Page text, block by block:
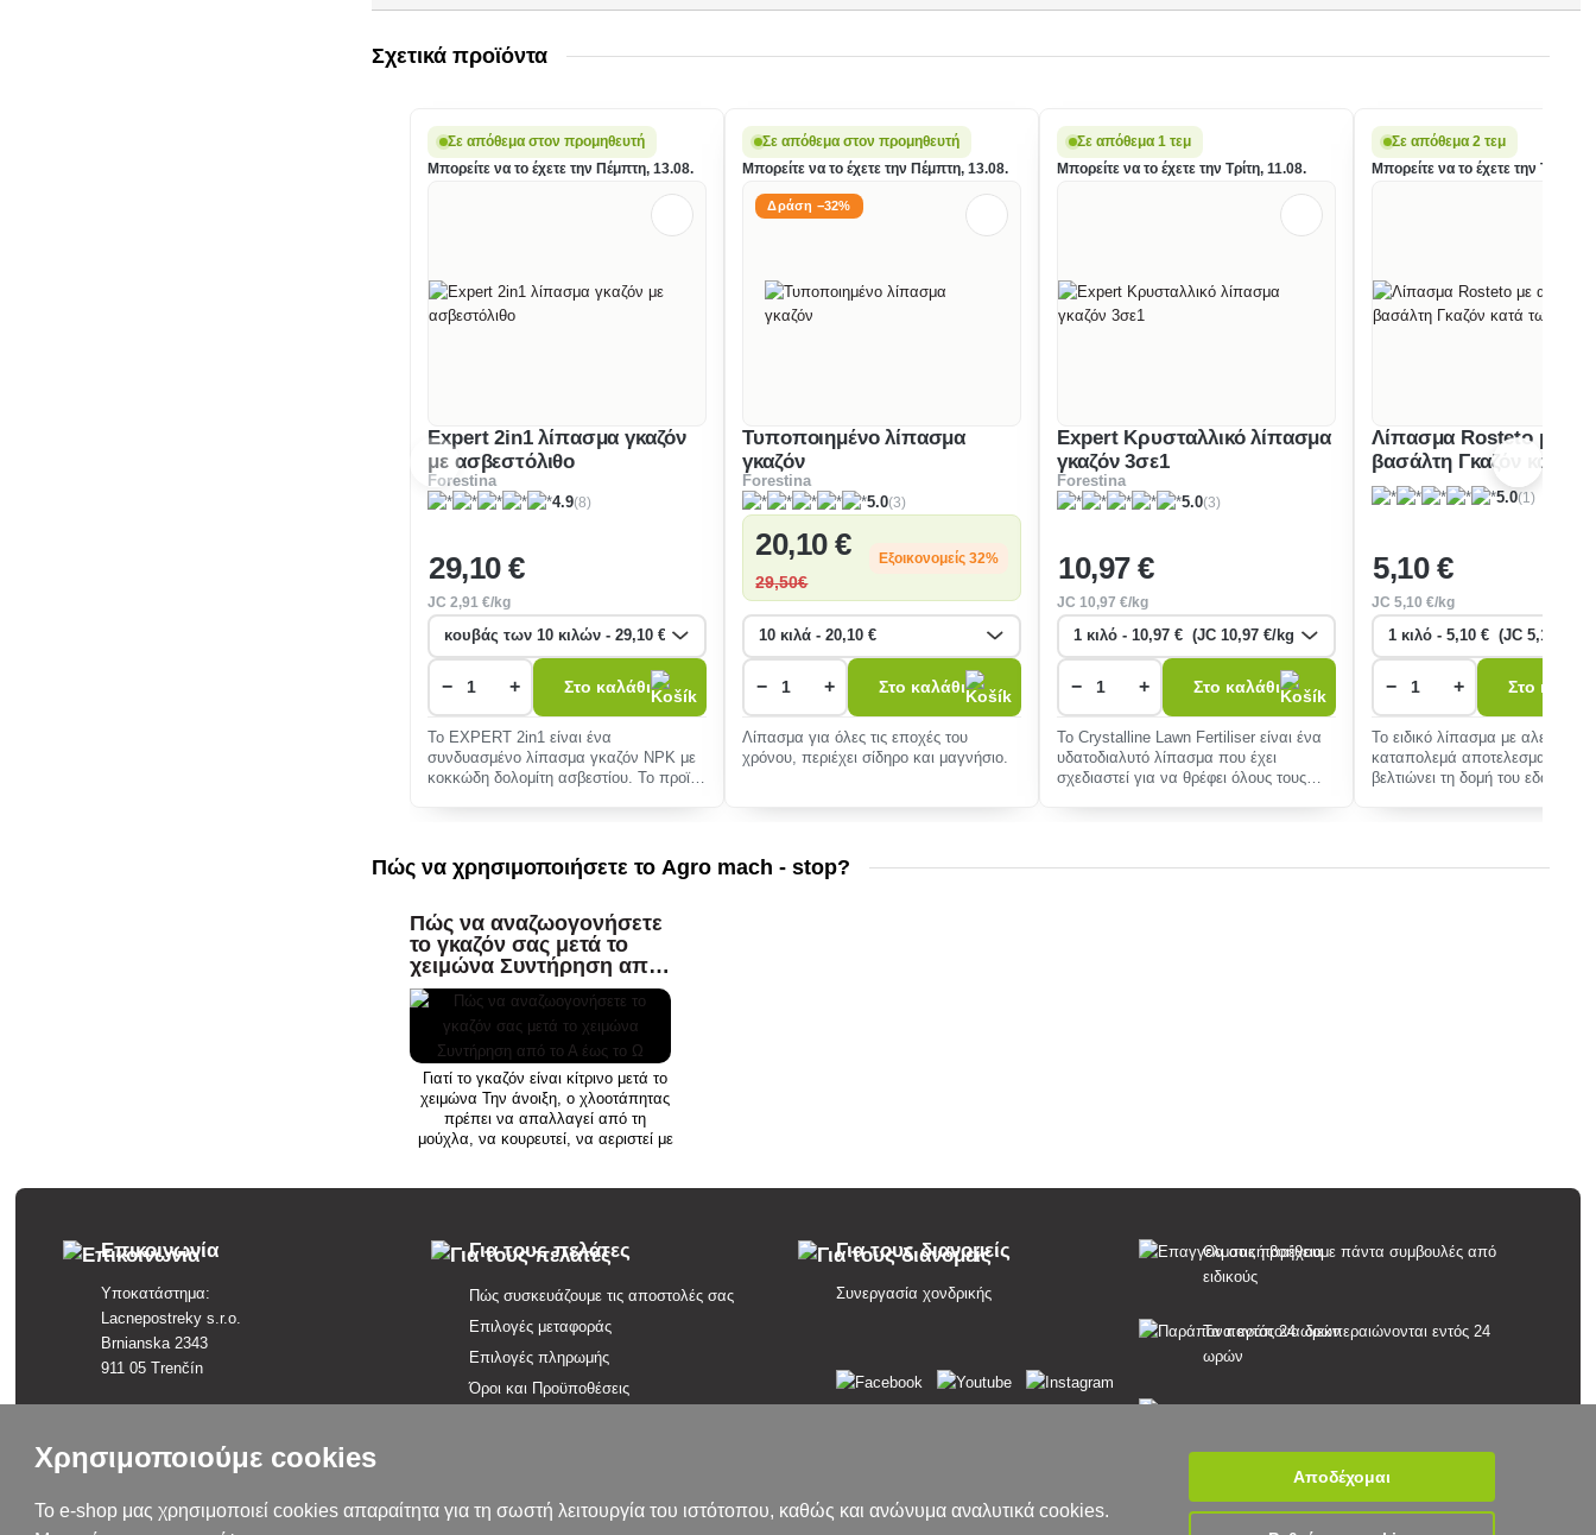
Σχετικά προϊόντα
Σε απόθεμα στον προμηθευτή
Μπορείτε να το έχετε την Πέμπτη, 13.08.
Expert 2in1 λίπασμα γκαζόν
με ασβεστόλιθο
Forestina
4.9(8)
29,10 €
JC2,91 €/kg
− + Στο καλάθι
Το EXPERT 2in1 είναι ένα
συνδυασμένο λίπασμα γκαζόν NPK με
κοκκώδη δολομίτη ασβεστίου. Το προϊόν
Σε απόθεμα στον προμηθευτή
Μπορείτε να το έχετε την Πέμπτη, 13.08.
Δράση −32%
Τυποποιημένο λίπασμα
γκαζόν
Forestina
5.0(3)
20,10 €
29,50€
Εξοικονομείς 32%
− + Στο καλάθι
Λίπασμα για όλες τις εποχές του
χρόνου, περιέχει σίδηρο και μαγνήσιο.
Σε απόθεμα 1 τεμ
Μπορείτε να το έχετε την Τρίτη, 11.08.
Expert Κρυσταλλικό λίπασμα
γκαζόν 3σε1
Forestina
5.0(3)
10,97 €
JC 10,97 €/kg
− + Στο καλάθι
Το Crystalline Lawn Fertiliser είναι ένα
υδατοδιαλυτό λίπασμα που έχει
σχεδιαστεί για να θρέφει όλους τους
Σε απόθεμα 2 τεμ
Μπορείτε να το έχετε την Τρίτη,
Λίπασμα Rosteto με
βασάλτη Γκαζόν κατά
βρύων
5.0(1)
5,10 €
JC5,10 €/kg
− + Στο καλάθι
Το ειδικό λίπασμα με αλεύρι
καταπολεμά αποτελεσματικά
βελτιώνει τη δομή του εδάφους
Πώς να χρησιμοποιήσετε το Agro mach - stop?
Πώς να αναζωογονήσετε
το γκαζόν σας μετά το
χειμώνα Συντήρηση από
το Α έως το Ω
Γιατί το γκαζόν είναι κίτρινο μετά το
χειμώνα Την άνοιξη, ο χλοοτάπητας
πρέπει να απαλλαγεί από τη
μούχλα, να κουρευτεί, να αεριστεί με
Επικοινωνία
Υποκατάστημα:
Lacnepostreky s.r.o.
Brnianska 2343
911 05 Trenčín
kontakt@lacnepostreky.sk
Δευ - Παρ 9:00 - 16:00
Έδρα εταιρείας:
Για τους πελάτες
Πώς συσκευάζουμε τις αποστολές σας
Επιλογές μεταφοράς
Επιλογές πληρωμής
Όροι και Προϋποθέσεις
Πολιτική απορρήτου
Για τους διανομείς
Συνεργασία χονδρικής
Θα σας παρέχουμε πάντα συμβουλές από
ειδικούς
Τα παράπονα διεκπεραιώνονται εντός 24
ωρών
Χρησιμοποιούμε cookies
Το e-shop μας χρησιμοποιεί cookies απαραίτητα για τη σωστή λειτουργία του ιστότοπου, καθώς και ανώνυμα αναλυτικά cookies.
Αποδέχομαι